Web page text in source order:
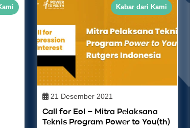
Kabar dari Kami
21 Desember 2021
Call for EoI – Mitra Pelaksana
Teknis Program Power to You(th)